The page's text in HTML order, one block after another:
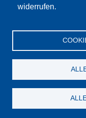
widerrufen.
© Testing Bluhm &